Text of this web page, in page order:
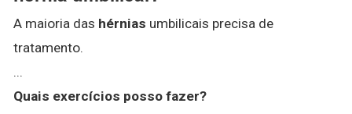
A maioria das hérnias umbilicais precisa de
tratamento.
...
Quais exercícios posso fazer?